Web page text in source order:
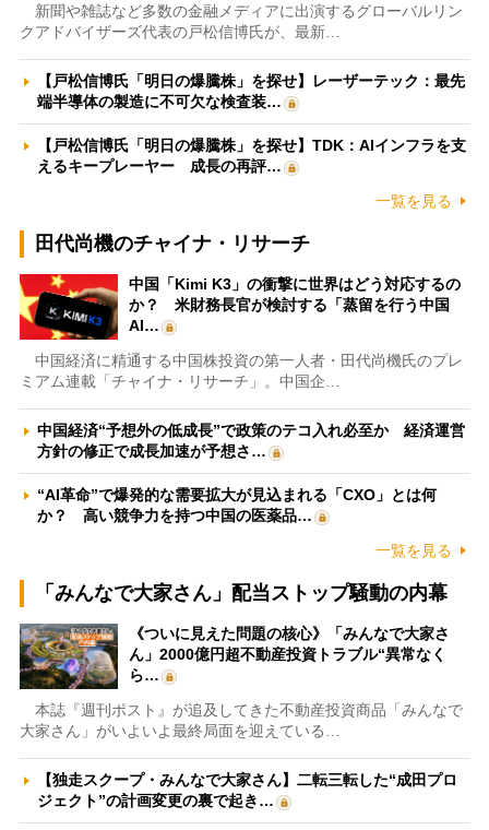
新聞や雑誌など多数の金融メディアに出演するグローバルリン
クアドバイザーズ代表の戸松信博氏が、最新…
【戸松信博氏「明日の爆騰株」を探せ】レーザーテック：最先
端半導体の製造に不可欠な検査装…
【戸松信博氏「明日の爆騰株」を探せ】TDK：AIインフラを支
えるキープレーヤー 成長の再評…
一覧を見る
田代尚機のチャイナ・リサーチ
中国「Kimi K3」の衝撃に世界はどう対応するの
か？ 米財務長官が検討する「蒸留を行う中国
AI…
中国経済に精通する中国株投資の第一人者・田代尚機氏のプレ
ミアム連載「チャイナ・リサーチ」。中国企…
中国経済“予想外の低成長”で政策のテコ入れ必至か 経済運営
方針の修正で成長加速が予想さ…
“AI革命”で爆発的な需要拡大が見込まれる「CXO」とは何
か？ 高い競争力を持つ中国の医薬品…
一覧を見る
「みんなで大家さん」配当ストップ騒動の内幕
《ついに見えた問題の核心》「みんなで大家さ
ん」2000億円超不動産投資トラブル“異常なく
ら…
本誌『週刊ポスト』が追及してきた不動産投資商品「みんなで
大家さん」がいよいよ最終局面を迎えている…
【独走スクープ・みんなで大家さん】二転三転した“成田プロ
ジェクト”の計画変更の裏で起き…